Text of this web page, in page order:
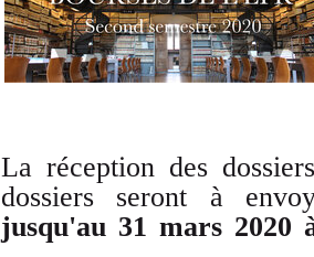
La réception des
dossiers seront à
jusqu'au 31 mars 2020